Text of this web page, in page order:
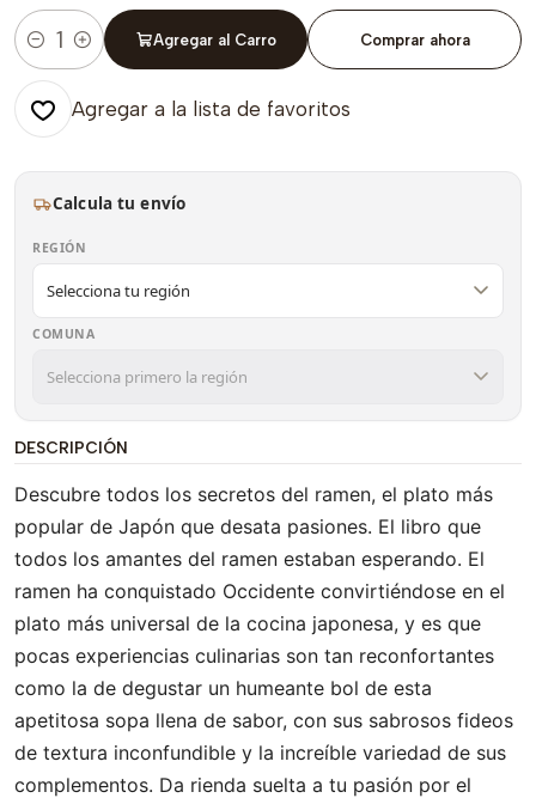
Cantidad
Agregar al Carro Comprar ahora
Agregar a la lista de favoritos
Calcula tu envío
REGIÓN
COMUNA
DESCRIPCIÓN
Descubre todos los secretos del ramen, el plato más
popular de Japón que desata pasiones. El libro que
todos los amantes del ramen estaban esperando. El
ramen ha conquistado Occidente convirtiéndose en el
plato más universal de la cocina japonesa, y es que
pocas experiencias culinarias son tan reconfortantes
como la de degustar un humeante bol de esta
apetitosa sopa llena de sabor, con sus sabrosos fideos
de textura inconfundible y la increíble variedad de sus
complementos. Da rienda suelta a tu pasión por el